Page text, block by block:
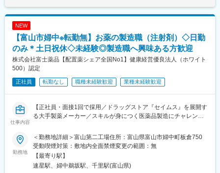
から選べます)
https://www.fujichemical.co.jp/recruit/innovation.html#welfare
譲渡する予定としており、2026年10月以降、富山第二工場に所属
する社員は譲渡先である日本化薬株式会社の所属となります。
雇用条件や処遇等について、不利益が生じることはございませ
ん。
■入社後の流れ：
■働き方・働く環境：
・基本日勤のみ
・残業15h程度（残業代は全額支給）
・基本土日祝休み（会社カレンダーにより、年9回程土曜出勤あ
り）
NEW
【富山市婦中※転勤無】お薬の製造職（注射剤）◇日勤
のみ＊土日祝休◇未経験◎製造職へ興味ある方歓迎
株式会社富士薬品【配置薬シェア全国No1】健康経営優良法人（ホワイト
500）認定
正社員 転勤なし 職種未経験歓迎 業種未経験歓迎
仕事内容
【正社員・面接1回で採用／ドラッグストア『セイムス』を展開す
る大手製薬メーカー／スキルが身につく医薬品製造にチャレン
＜求人のポイント＞
◎製造職へ挑戦したい方歓迎！OJTで丁寧にサポートします！
◎日勤のみ・基本土日祝休み／1時間から使える有給や大型連休あ
り
勤務地
＜勤務地詳細＞富山第二工場住所：富山県富山市婦中町板倉750
受動喫煙対策：敷地内全面禁煙変更の範囲：無
【最寄り駅】
速星駅、婦中鵜坂駅、千里駅(富山県)